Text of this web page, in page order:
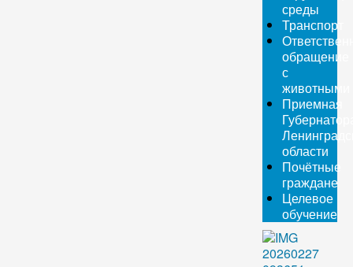
среды
Транспорт
обращение
с
животными
Приемная
области
Почётные
граждане
Целевое
обучение